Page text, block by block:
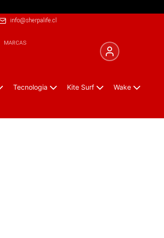
info@sherpalife.cl
MARCAS
Tecnologia Kite Surf Wake